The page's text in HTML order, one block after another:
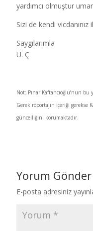
yardımcı olmuştur
Sizi de kendi vicdanınız
Saygılarımla
Ü. Ç
Not: Pınar Kaftancıoğlu’nun bu
Gerek röportajın içeriği gerekse
güncelliğini korumaktadır.
Yorum Gönder
E-posta adresiniz